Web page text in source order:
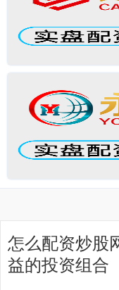
怎么配资炒股
益的投资组合